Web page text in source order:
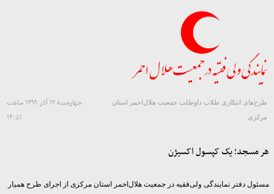
طرح‌های ابتکاری طلاب داوطلب جمعیت هلال‌احمر استان
مرکزی
چهارشنبه ۱۲ آذر ۱۳۹۹ ساعت
۱۴:۵۱
هر مسجد؛ یک کپسول اکسیژن
مسئول دفتر نمایندگی ولی‌فقیه در جمعیت هلال‌احمر استان مرکزی از اجرای طرح همیار